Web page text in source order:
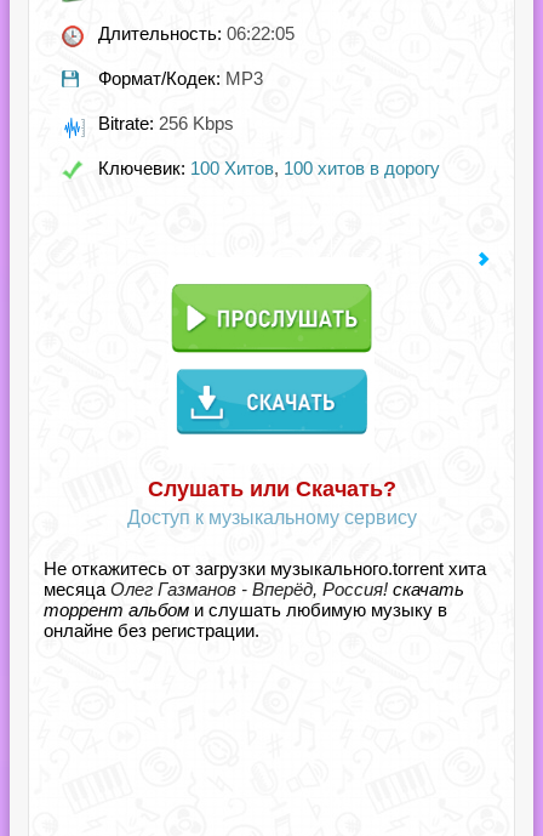
Длительность: 06:22:05
Формат/Кодек: MP3
Bitrate: 256 Kbps
Ключевик: 100 Хитов, 100 хитов в дорогу
Слушать или Скачать?
Доступ к музыкальному сервису
Не откажитесь от загрузки музыкального.torrent хита
месяца Олег Газманов - Вперёд, Россия! скачать
торрент альбом и слушать любимую музыку в
онлайне без регистрации.